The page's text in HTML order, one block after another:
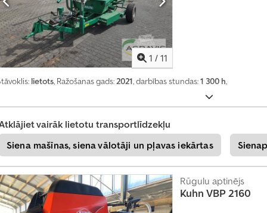
1 / 11
lietots, Ražošanas gads:2021, darbības stundas:1 300 h,
vairāk lietotu transportlīdzekļu
Siena mašīnas, siena vālotāji un pļavas iekārtas
Rūgulu aptinējs
Kuhn VBP 2160